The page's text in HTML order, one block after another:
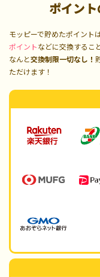
ポイン
モッピーで貯めたポイントは
ポイントなどに交換するこ
なんと交換制限一切なし！
ただけます！